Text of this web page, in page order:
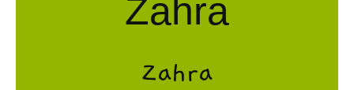
Zahra
Zahra